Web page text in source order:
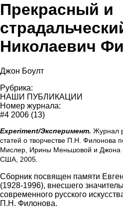
Прекрасный и
Николаевич
Джон Боулт
Рубрика:
НАШИ ПУБЛИКАЦИИ
Номер журнала:
#4 2006 (13)
Experiment/Эксперимент. Журнал
статей о творчестве П.Н. Филонова
Мислер, Ирины Меньшовой и Джона
США, 2005.
Сборник посвящен памяти
(1928-1996), внесшего
современного русского
П.Н. Филонова.